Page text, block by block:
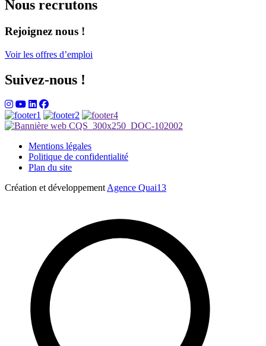
Nous recrutons
Rejoignez nous !
Voir les offres d’emploi
Suivez-nous !
Mentions légales
Politique de confidentialité
Plan du site
Création et développementAgence Quai13